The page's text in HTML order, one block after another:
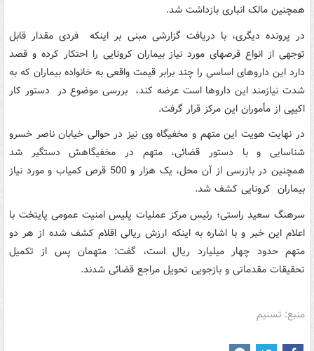
همچنین مالک انباری بازداشت شد.
در پرونده دیگری، با دریافت گزارشی مبنی بر اینکه فردی مقدار قابل
توجهی از انواع قرصهای مورد نیاز بیماران کرونایی را احتکار کرده و قصد
دارد این داروهای اساسی را چند برابر قیمت واقعی به خانواده بیماران که به
شدت نیازمند این داروها است عرضه کند، بررسی موضوع در دستور کار
اکیپی از مأموران این مرکز قرار گرفت.
در نهایت هویت این متهم و مخفیگاه وی نیز در حوالی خیابان ناصر خسرو
شناسایی و با دستور قضائی، متهم در مخفیگاهش دستگیر شد
همچنین در بازرسی از آن محل، یک هزار و 500 قرص کمیاب و مورد نیاز
بیماران کرونایی کشف شد.
سرهنگ سعید راستی؛ رئیس مرکز عملیات پلیس امنیت عمومی پایتخت با
اعلام این خبر و با اشاره به اینکه ارزش ریالی اقلام کشف شده از هر دو
متهم حدود چهار میلیارد ریال است، گفت: متهمان پس از تکمیل
تحقیقات مقدماتی و بازجویی تحویل مراجع قضائی شدند.
منبع: تسنیم